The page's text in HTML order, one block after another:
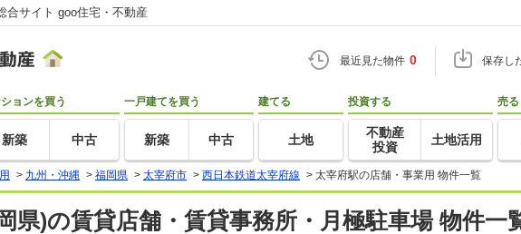
合サイト goo住宅・不動産
最近見た物件 0 保存し
ョンを買う
新築 中古
一戸建てを買う
新築 中古
建てる
土地
投資する
不動産
投資
土地活用
売る
> 九州・沖縄 > 福岡県 > 太宰府市 > 西日本鉄道太宰府線 > 太宰府駅の店舗・事業用 物件一覧
県)の賃貸店舗・賃貸事務所・月極駐車場 物件一